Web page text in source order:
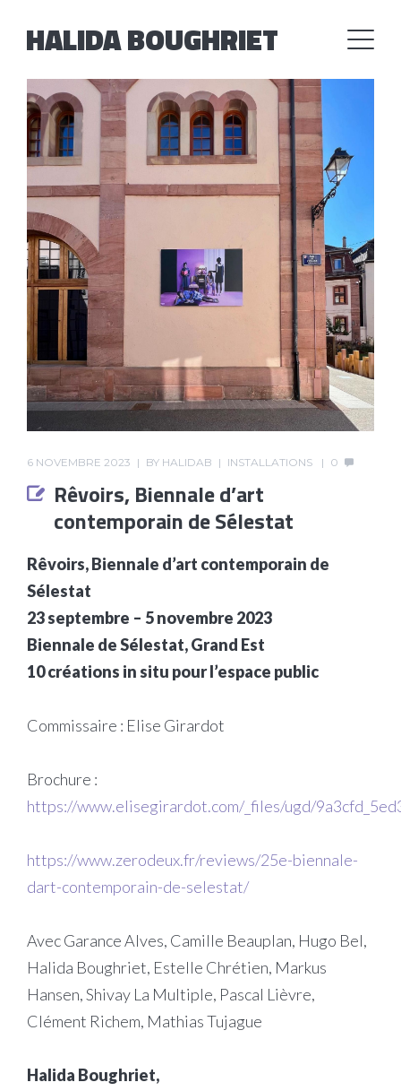
HALIDA BOUGHRIET
6 NOVEMBRE 2023 BY HALIDAB INSTALLATIONS 0
Rêvoirs, Biennale d’art
contemporain de Sélestat
Rêvoirs, Biennale d’art contemporain de
Sélestat
23 septembre – 5 novembre 2023
Biennale de Sélestat, Grand Est
10 créations in situ pour l’espace public
Commissaire : Elise Girardot
Brochure :
https://www.elisegirardot.com/_files/ugd/
https://www.zerodeux.fr/reviews/25e-biennale-
dart-contemporain-de-selestat/
Avec Garance Alves, Camille Beauplan, Hugo Bel,
Halida Boughriet, Estelle Chrétien, Markus
Hansen, Shivay La Multiple, Pascal Lièvre,
Clément Richem, Mathias Tujague
Halida Boughriet,